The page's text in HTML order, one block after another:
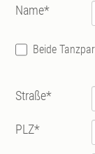
Name*
Beide
Straße*
PLZ*